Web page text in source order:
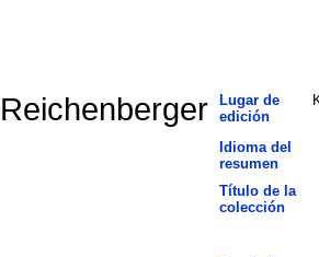
Reichenberger
Lugar de
edición
Idioma del
resumen
Título de la
colección